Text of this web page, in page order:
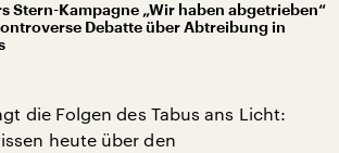
Stern-Kampagne „Wir haben abgetrieben“
Debatte über Abtreibung in
die Folgen des Tabus ans Licht:
heute über den